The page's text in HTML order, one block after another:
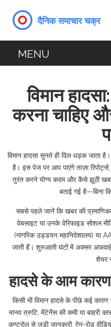
विमान
करना चाहिए
विमान हादसा सुनते ही दिल धड़क जाता
है। इस पेज पर आप पाएंगे ताज़ा रिपोर्ट्स,
तुरंत करने योग्य कदम और कैसे झूठी
बताई गई है—बिना
सबसे पहले जानें कि खबर की
वेबसाइट या उनके वेरिफाइड सोशल
(नागरिक उड्डयन महानिदेशालय) या
जाती हैं। शुरुआती घंटों में अक्सर अफवाहें
शेयर
हादसे के आम
किसी भी विमान हादसे के पीछे कई
मानव त्रुटि, मेंटेनेंस की कमी या बाहरी
कण्ट्रोल से जुड़ी जानकारी, ऐन-रोड